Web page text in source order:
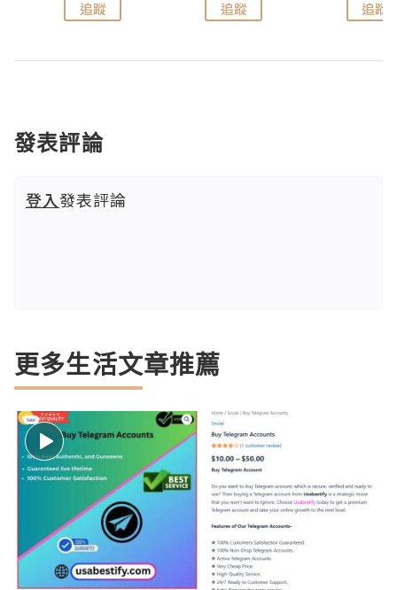
追蹤 追蹤 追蹤
發表評論
登入發表評論
更多生活文章推薦